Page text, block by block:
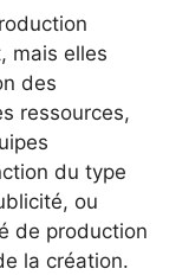
mais elles
des
ressources,
du type
ou
de production
la création.